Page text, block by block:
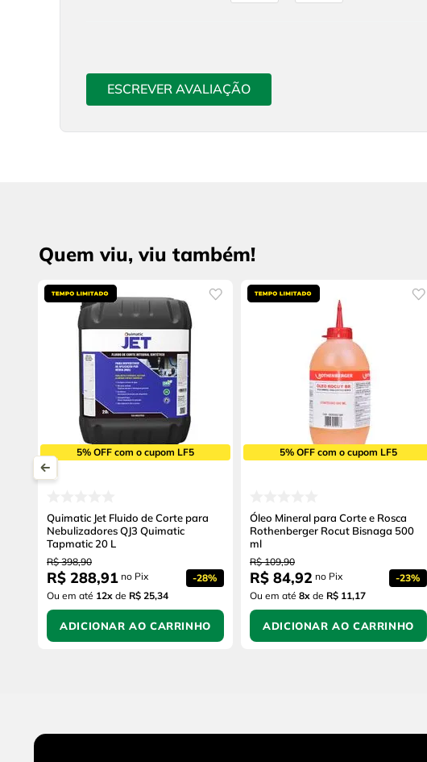
ESCREVER AVALIAÇÃO
Quem viu, viu também!
5% OFF com o cupom LF5
Quimatic Jet Fluido de Corte para
Nebulizadores QJ3 Quimatic
Tapmatic 20 L
R$ 398,90
R$ 288,91 no Pix -28%
Ou em até 12x de R$ 25,34
ADICIONAR AO CARRINHO
5% OFF com o cupom LF5
Óleo Mineral para Corte e Rosca
Rothenberger Rocut Bisnaga 500
ml
R$ 109,90
R$ 84,92 no Pix -23%
Ou em até 8x de R$ 11,17
ADICIONAR AO CARRINHO